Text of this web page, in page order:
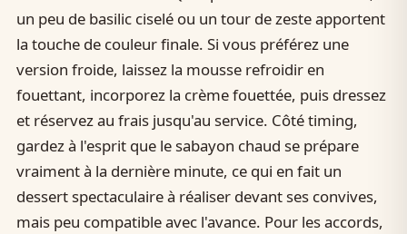
un peu de basilic ciselé ou un tour de zeste apportent
la touche de couleur finale. Si vous préférez une
version froide, laissez la mousse refroidir en
fouettant, incorporez la crème fouettée, puis dressez
et réservez au frais jusqu'au service. Côté timing,
gardez à l'esprit que le sabayon chaud se prépare
vraiment à la dernière minute, ce qui en fait un
dessert spectaculaire à réaliser devant ses convives,
mais peu compatible avec l'avance. Pour les accords,